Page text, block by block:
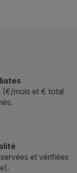
(€/mois et € total
et vérifiées